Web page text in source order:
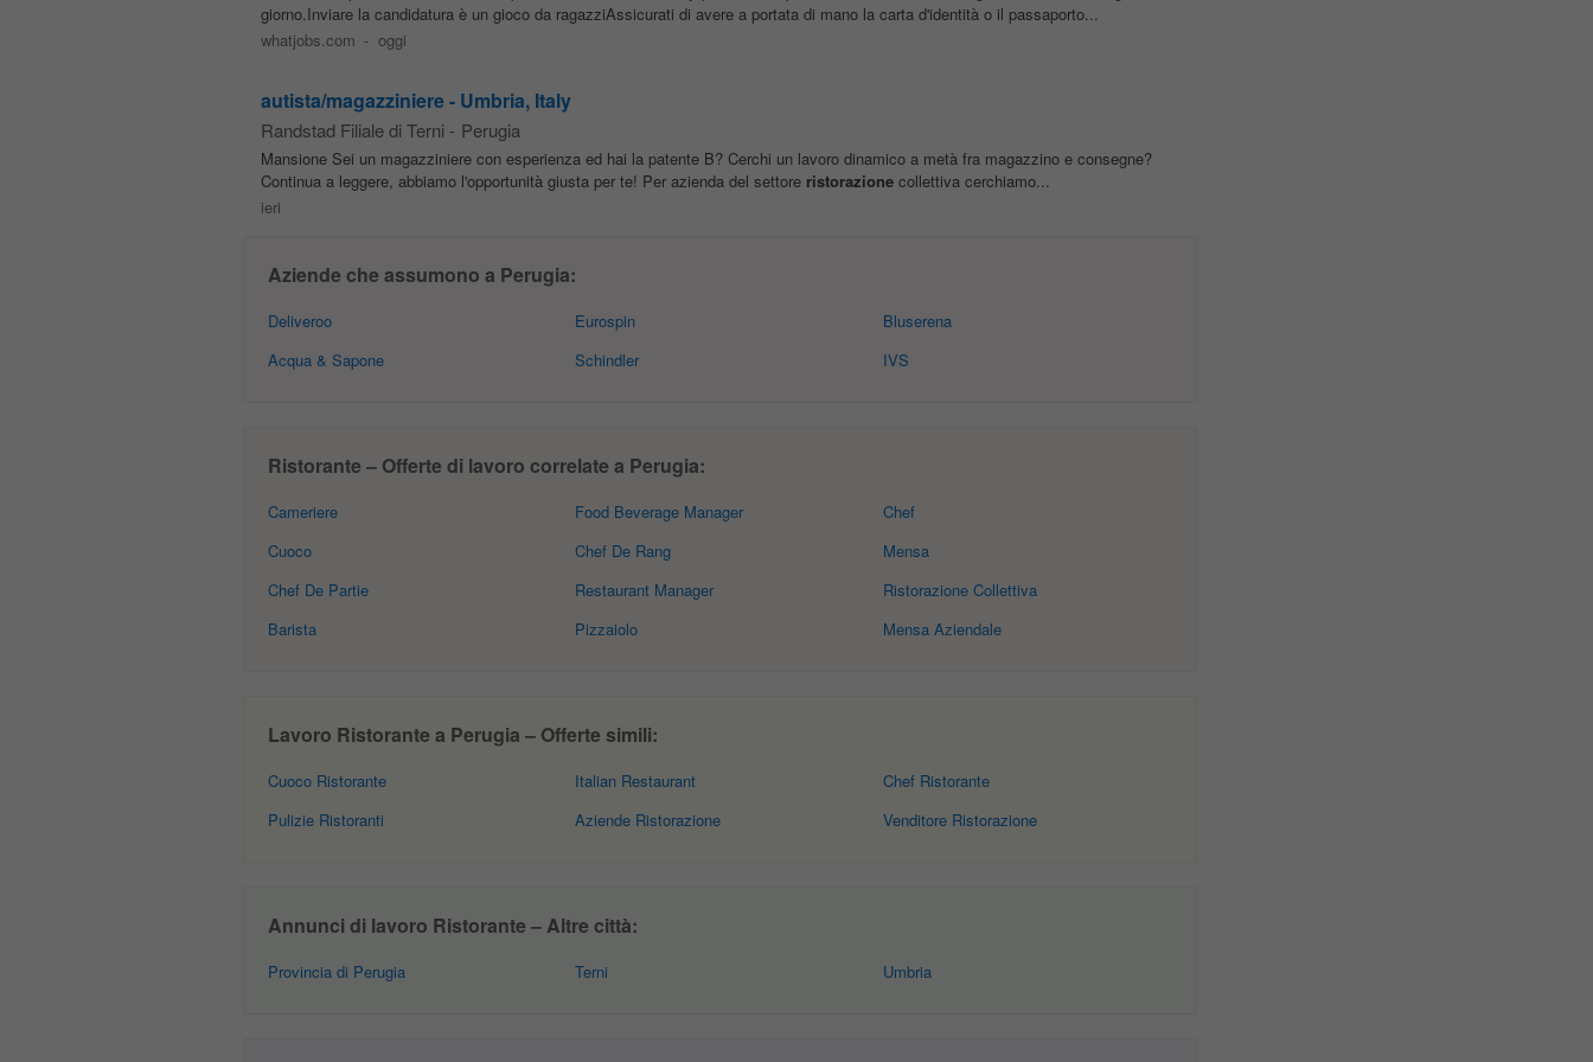
giorno.Inviare la candidatura è un gioco da ragazziAssicurati di avere a portata di mano la carta d'identità o il passaporto...
whatjobs.com - oggi
autista/magazziniere - Umbria, Italy
Randstad Filiale di Terni - Perugia
Mansione Sei un magazziniere con esperienza ed hai la patente B? Cerchi un lavoro dinamico a metà fra magazzino e consegne?
Continua a leggere, abbiamo l'opportunità giusta per te! Per azienda del settore ristorazionecollettiva cerchiamo...
ieri
Aziende che assumono a Perugia:
Deliveroo
Acqua & Sapone
Eurospin
Schindler
Bluserena
IVS
Ristorante – Offerte di lavoro correlate a Perugia:
Cameriere
Cuoco
Chef De Partie
Barista
Food Beverage Manager
Chef De Rang
Restaurant Manager
Pizzaiolo
Chef
Mensa
Ristorazione Collettiva
Mensa Aziendale
Lavoro Ristorante a Perugia – Offerte simili:
Cuoco Ristorante
Pulizie Ristoranti
Italian Restaurant
Aziende Ristorazione
Chef Ristorante
Venditore Ristorazione
Annunci di lavoro Ristorante – Altre città:
Provincia di Perugia Terni Umbria